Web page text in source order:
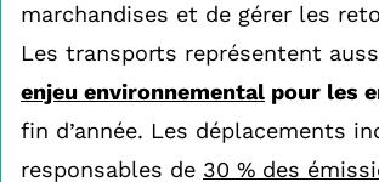
marchandises et de gérer les
Les transports représentent
enjeu environnemental pour les
fin d’année. Les déplacements
responsables de 30 % des